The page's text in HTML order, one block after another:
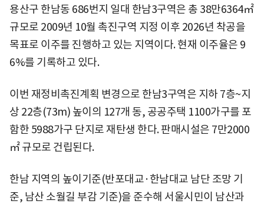
용산구 한남동 686번지 일대 한남3구역은 총 38만6364㎡
규모로 2009년 10월 촉진구역 지정 이후 2026년 착공을
목표로 이주를 진행하고 있는 지역이다. 현재 이주율은 9
6%를 기록하고 있다.
이번 재정비촉진계획 변경으로 한남3구역은 지하 7층~지
상 22층(73m) 높이의 127개 동, 공공주택 1100가구를 포
함한 5988가구 단지로 재탄생 한다. 판매시설은 7만2000
㎡ 규모로 건립된다.
한남 지역의 높이기준(반포대교·한남대교 남단 조망 기
준, 남산 소월길 부감 기준)을 준수해 서울시민이 남산과